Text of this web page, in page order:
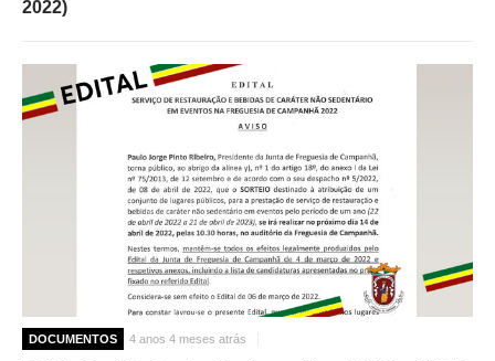
2022)
DOCUMENTOS 4 anos 4 meses atrás